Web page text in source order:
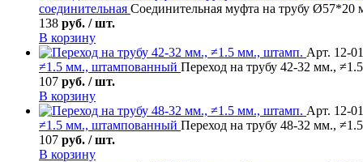
соединительная Соединительная муфта на трубу
138 руб. / шт.
В корзину
Арт. 12-
≠1.5 мм., штампованный Переход на трубу 42-32 мм.,
107 руб. / шт.
В корзину
Арт. 12-
≠1.5 мм., штампованный Переход на трубу 48-32 мм.,
107 руб. / шт.
В корзину